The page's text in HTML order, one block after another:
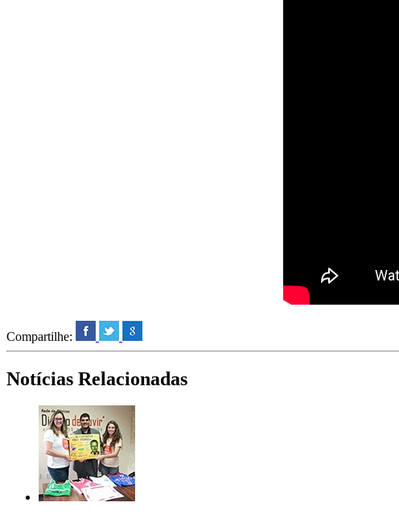
Compartilhe:
Notícias Relacionadas